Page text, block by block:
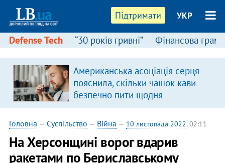
Підтримати УКР
Defense Tech “30 років гривні” Фінансова
Американська асоціація серця
пояснила, скільки чашок кави
безпечно пити щодня
Головна — Суспільство — Війна — 10 листопада 2022, 02:11
На Херсонщині ворог вдарив
ракетами по Бериславському